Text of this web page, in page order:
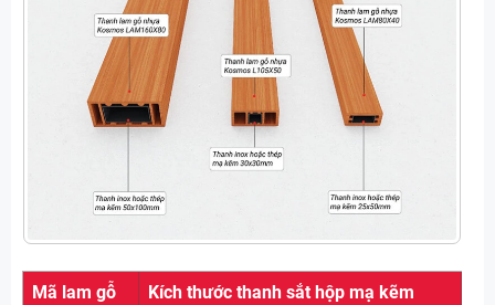
Mã lam gỗ
Kích thước thanh sắt hộp mạ kẽm